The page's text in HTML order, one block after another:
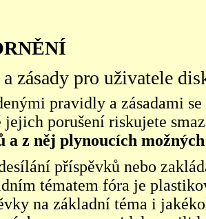
zásady pro uživatele
pravidly a zásadami
jejich porušení riskujete
a z něj plynoucích
příspěvků nebo
tématem fóra je
na základní téma i